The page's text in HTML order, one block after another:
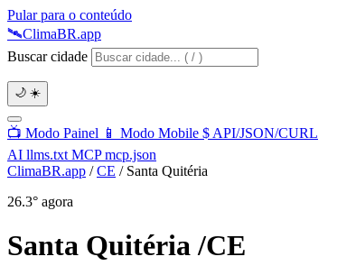
Pular para o conteúdo
🛰️ClimaBR.app
Buscar cidade
🌙 ☀️
📺 Modo Painel 📱 Modo Mobile $ API/JSON/CURL
AI llms.txt MCPmcp.json
ClimaBR.app / CE / Santa Quitéria
26.3° agora
Santa Quitéria/CE